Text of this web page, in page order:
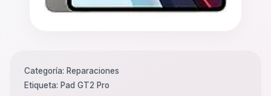
Categoría: Reparaciones
Etiqueta: Pad GT2 Pro